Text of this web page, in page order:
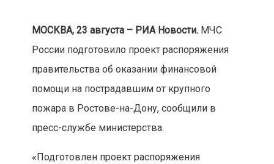
МОСКВА, 23 августа – РИА Новости. МЧС
России подготовило проект распоряжения
правительства об оказании финансовой
помощи на пострадавшим от крупного
пожара в Ростове-на-Дону, сообщили в
пресс-службе министерства.
«Подготовлен проект распоряжения